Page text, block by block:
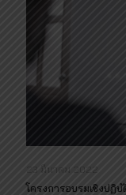
23 มีนาคม 2022
โครงการอบรมเชิงปฏิ